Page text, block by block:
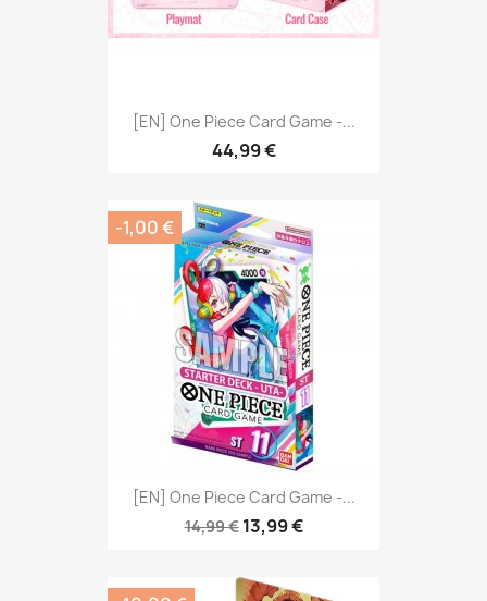
[EN] One Piece Card Game -...
44,99 €
[EN] One Piece Card Game -...
14,99 € 13,99 €
-1,00 €